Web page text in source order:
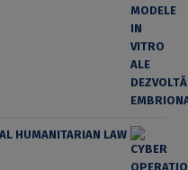
HUMANITARIAN LAW